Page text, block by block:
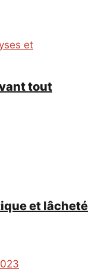
et
tout
et lâcheté